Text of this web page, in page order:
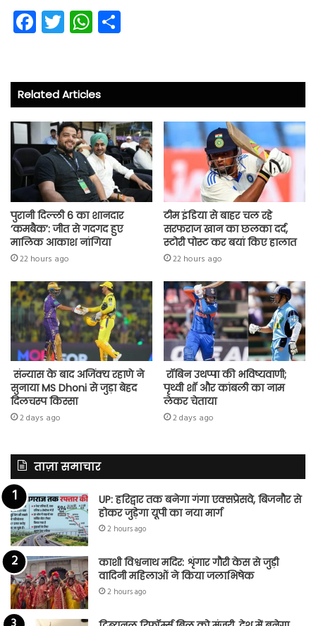
Fa
ce
o
ok
T
wi
er
W
ha
A
p
p
Related Articles
पुरानी दिल्ली 6 का शानदार
‘कमबैक’: जीत से गदगद हुए
मालिक आकाश नांगिया
22 hours ago
टीम इंडिया से बाहर चल रहे
सरफराज खान का छलका दर्द,
स्टोरी पोस्ट कर बयां किए हालात
22 hours ago
संन्यास के बाद अजिंक्‍य रहाणे ने
सुनाया MS Dhoni से जुड़ा बेहद
दिलचस्प किस्सा
2 days ago
रॉबिन उथप्पा की भविष्यवाणी;
पृथ्वी शॉ और कांबली का नाम
लेकर चेताया
2 days ago
ताज़ा समाचार
UP: हरिद्वार तक बनेगा गंगा एक्सप्रेसवे, बिजनौर से
होकर जुड़ेगा यूपी का नया मार्ग
2 hours ago
काशी विश्वनाथ मदिर: शृंगार गौरी केस से जुड़ी
वादिनी महिलाओं ने किया जलाभिषेक
2 hours ago